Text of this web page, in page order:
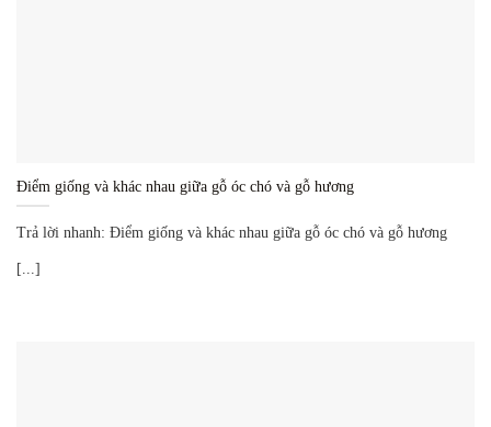
Điểm giống và khác nhau giữa gỗ óc chó và gỗ hương
Trả lời nhanh: Điểm giống và khác nhau giữa gỗ óc chó và gỗ hương
[...]